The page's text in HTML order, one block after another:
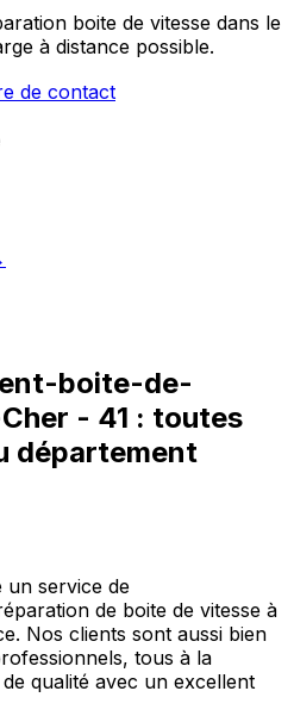
boite de vitesse dans le
à distance possible.
de contact
boite-de-
- 41 : toutes
département
service de
de boite de vitesse à
Nos clients sont aussi bien
tous à la
qualité avec un excellent